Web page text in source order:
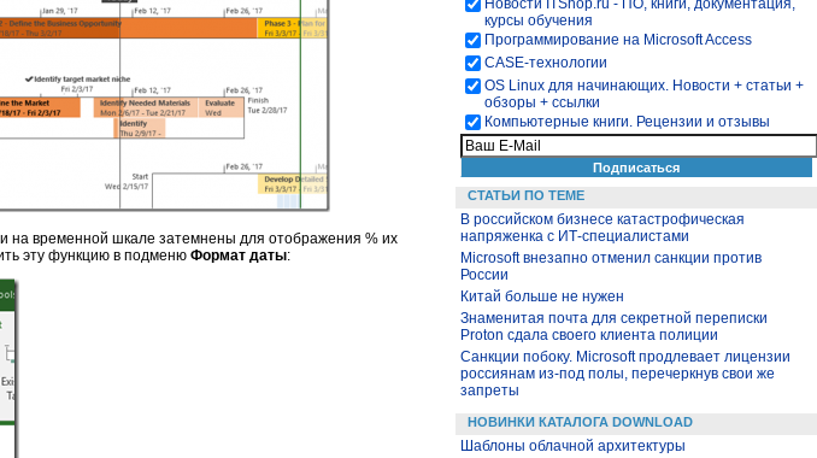
на временной шкале затемнены для отображения % их
эту функцию в подменю Формат даты:
Новости ITShop.ru - ПО, книги, документация,
курсы обучения
Программирование на Microsoft Access
CASE-технологии
OS Linux для начинающих. Новости + статьи +
обзоры + ссылки
Компьютерные книги. Рецензии и отзывы
СТАТЬИ ПО ТЕМЕ
В российском бизнесе катастрофическая
напряженка с ИТ-специалистами
Microsoft внезапно отменил санкции против
России
Китай больше не нужен
Знаменитая почта для секретной переписки
Proton сдала своего клиента полиции
Санкции побоку. Microsoft продлевает лицензии
россиянам из-под полы, перечеркнув свои же
запреты
НОВИНКИ КАТАЛОГА DOWNLOAD
Шаблоны облачной архитектуры